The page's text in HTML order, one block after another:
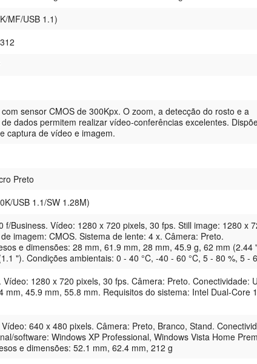
MF/USB 1.1)
sensor CMOS de 300Kpx. O zoom, a detecção do rosto e a
dados permitem realizar vídeo-conferências excelentes.
captura de vídeo e imagem.
Preto
USB 1.1/SW 1.28M)
f/Business. Vídeo: 1280 x 720 pixels, 30 fps. Still image: 1280 x
imagem: CMOS. Sistema de lente: 4 x. Câmera: Preto.
e dimensões: 28 mm, 61.9 mm, 28 mm, 45.9 g, 62 mm (2.44
"). Condições ambientais: 0 - 40 °C, -40 - 60 °C, 5 - 80 %, 5 -
1280 x 720 pixels, 30 fps. Câmera: Preto. Conectividade:
mm, 45.9 mm, 55.8 mm. Requisitos do sistema: Intel Dual-Core
640 x 480 pixels. Câmera: Preto, Branco, Stand.
software: Windows XP Professional, Windows Vista Home
e dimensões: 52.1 mm, 62.4 mm, 212 g